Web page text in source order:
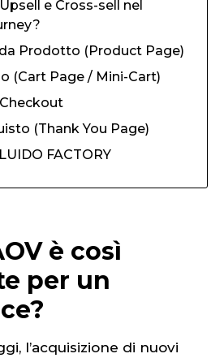
e Cross-sell nel
Prodotto (Product Page)
(Cart Page / Mini-Cart)
(Thank You Page)
FACTORY
è così
per un
l’acquisizione di nuovi